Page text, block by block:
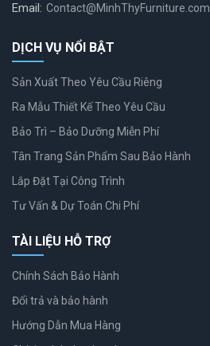
Email: Contact@MinhThyFurniture.com
DỊCH VỤ NỔI BẬT
Sản Xuất Theo Yêu Cầu Riêng
Ra Mẫu Thiết Kế Theo Yêu Cầu
Bảo Trì – Bảo Dưỡng Miễn Phí
Tân Trang Sản Phẩm Sau Bảo Hành
Lắp Đặt Tại Công Trình
Tư Vấn & Dự Toán Chi Phí
TÀI LIỆU HỖ TRỢ
Chính Sách Bảo Hành
Đổi trả và bảo hành
Hướng Dẫn Mua Hàng